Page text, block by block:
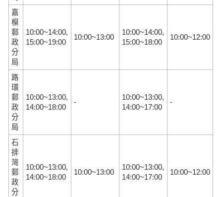
嘉
模
郵
政
分
局
10:00~14:00,
15:00~19:00
10:00~13:00
10:00~14:00,
15:00~18:00
10:00~12:00
路
環
郵
政
分
局
10:00~13:00,
14:00~18:00
-
10:00~13:00,
14:00~17:00
-
石
排
灣
郵
政
分
10:00~13:00,
14:00~18:00
10:00~13:00
10:00~13:00,
14:00~17:00
10:00~12:00